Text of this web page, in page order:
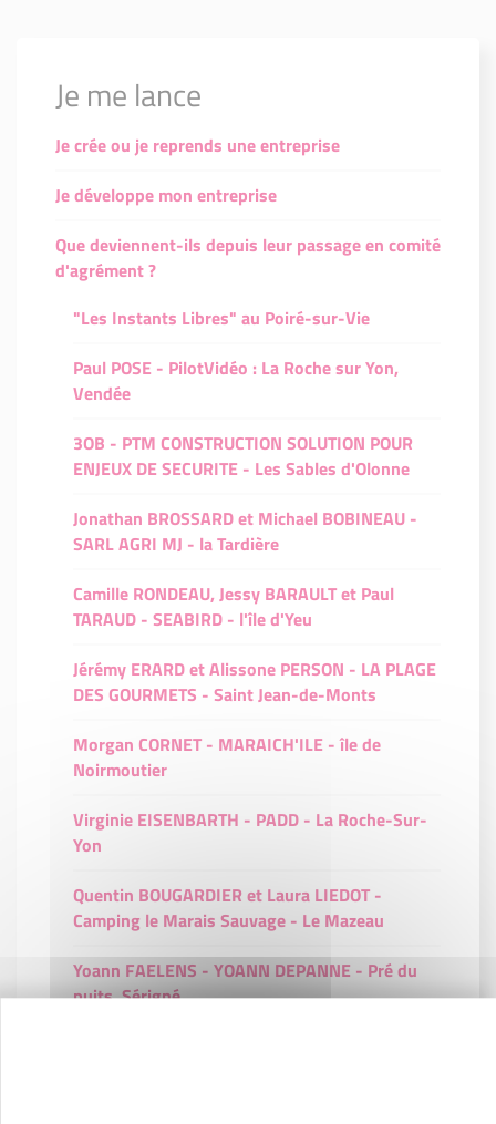
Je me lance
Je crée ou je reprends une entreprise
Je développe mon entreprise
Que deviennent-ils depuis leur passage en comité
d'agrément ?
"Les Instants Libres" au Poiré-sur-Vie
Paul POSE - PilotVidéo : La Roche sur Yon,
Vendée
3OB - PTM CONSTRUCTION SOLUTION POUR
ENJEUX DE SECURITE - Les Sables d'Olonne
Jonathan BROSSARD et Michael BOBINEAU -
SARL AGRI MJ - la Tardière
Camille RONDEAU, Jessy BARAULT et Paul
TARAUD - SEABIRD - l'île d'Yeu
Jérémy ERARD et Alissone PERSON - LA PLAGE
DES GOURMETS - Saint Jean-de-Monts
Morgan CORNET - MARAICH'ILE - île de
Noirmoutier
Virginie EISENBARTH - PADD - La Roche-Sur-
Yon
Quentin BOUGARDIER et Laura LIEDOT -
Camping le Marais Sauvage - Le Mazeau
Yoann FAELENS - YOANN DEPANNE - Pré du
puits, Sérigné